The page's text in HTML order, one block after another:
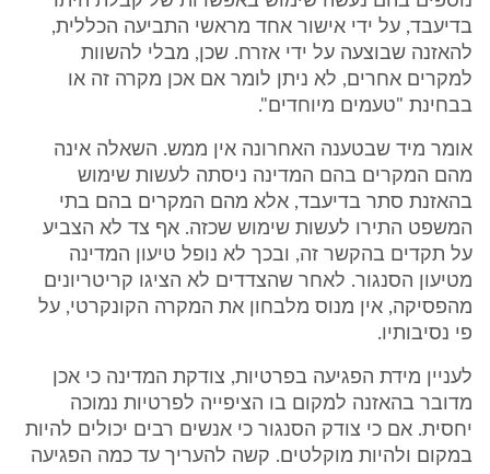
בדיעבד, על ידי אישור אחד מראשי התביעה הכללית,
להאזנה שבוצעה על ידי אזרח. שכן, מבלי להשוות
למקרים אחרים, לא ניתן לומר אם אכן מקרה זה או
בבחינת "טעמים מיוחדים".
אומר מיד שבטענה האחרונה אין ממש. השאלה אינה
מהם המקרים בהם המדינה ניסתה לעשות שימוש
בהאזנת סתר בדיעבד, אלא מהם המקרים בהם בתי
המשפט התירו לעשות שימוש שכזה. אף צד לא הצביע
על תקדים בהקשר זה, ובכך לא נופל טיעון המדינה
מטיעון הסנגור. לאחר שהצדדים לא הציגו קריטריונים
מהפסיקה, אין מנוס מלבחון את המקרה הקונקרטי, על
פי נסיבותיו.
לעניין מידת הפגיעה בפרטיות, צודקת המדינה כי אכן
מדובר בהאזנה למקום בו הציפייה לפרטיות נמוכה
יחסית. אם כי צודק הסנגור כי אנשים רבים יכולים להיות
במקום ולהיות מוקלטים. קשה להעריך עד כמה הפגיעה